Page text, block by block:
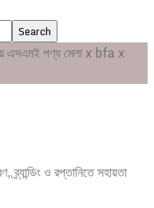
ও রপ্তানিতে সহায়তা